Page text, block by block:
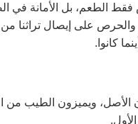
فقط الطعم، بل الأمانة في
على إيصال تراثنا
كانوا.
الأصل، ويميزون الطيب